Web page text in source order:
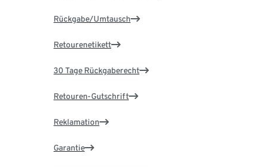
Rückgabe/Umtausch
Retourenetikett
30 Tage Rückgaberecht
Retouren-Gutschrift
Reklamation
Garantie